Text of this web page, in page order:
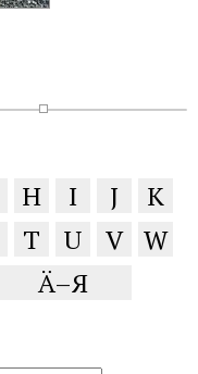
H I J
K
T U V W
Ä–Я